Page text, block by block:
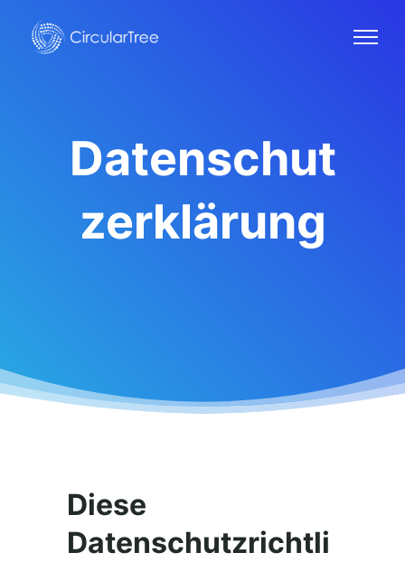
Datenschut
zerklärung
Diese
Datenschutzrichtli